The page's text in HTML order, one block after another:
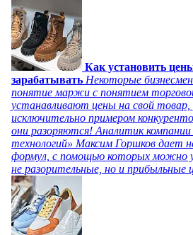
Как установить
зарабатывать Некоторые
понятие маржи с понятием
устанавливают цены на свой товар,
исключительно примером
они разоряются! Аналитик
технологий» Максим Горшков дает
формул, с помощью которых можно
не разорительные, но и прибыльные